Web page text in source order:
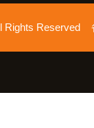
Rights Reserved